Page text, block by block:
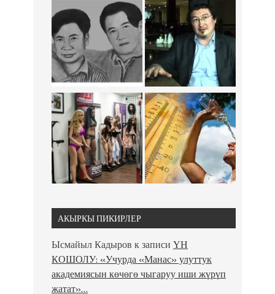
АКЫРКЫ ПИКИРЛЕР
Ысмайыл Кадыров к записи ҮН
КОШОЛУ: «Учурда «Манас» улуттук
академиясын көчөгө чыгаруу иши жүрүп
жатат»…